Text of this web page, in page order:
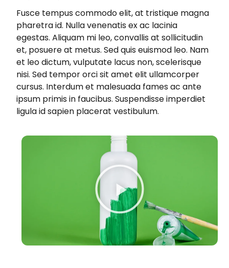
Fusce tempus commodo elit, at tristique magna
pharetra id. Nulla venenatis ex ac lacinia
egestas. Aliquam mi leo, convallis at sollicitudin
et, posuere at metus. Sed quis euismod leo. Nam
et leo dictum, vulputate lacus non, scelerisque
nisi. Sed tempor orci sit amet elit ullamcorper
cursus. Interdum et malesuada fames ac ante
ipsum primis in faucibus. Suspendisse imperdiet
ligula id sapien placerat vestibulum.